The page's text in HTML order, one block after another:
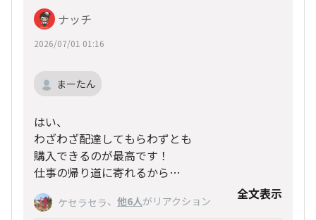
ナッチ
2026/07/01 01:16
まーたん
はい、
わざわざ配達してもらわずとも
購入できるのが最高です！
仕事の帰り道に寄れるから
本当に嬉しいです☺️
ケセラセラ、 他6人がリアクション 全文表示